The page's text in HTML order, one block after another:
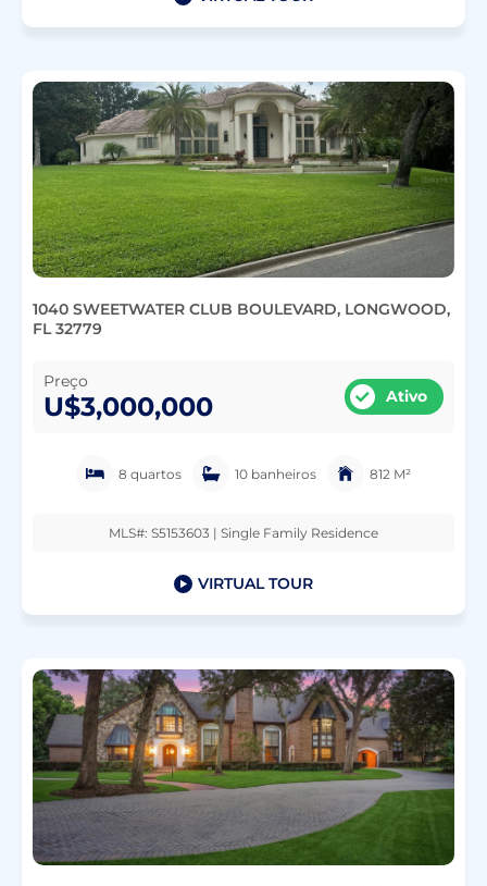
1040 SWEETWATER CLUB BOULEVARD, LONGWOOD,
FL 32779
Preço
U$3,000,000 Ativo
8 quartos 10 banheiros 812 M²
MLS#: S5153603 | Single Family Residence
VIRTUAL TOUR